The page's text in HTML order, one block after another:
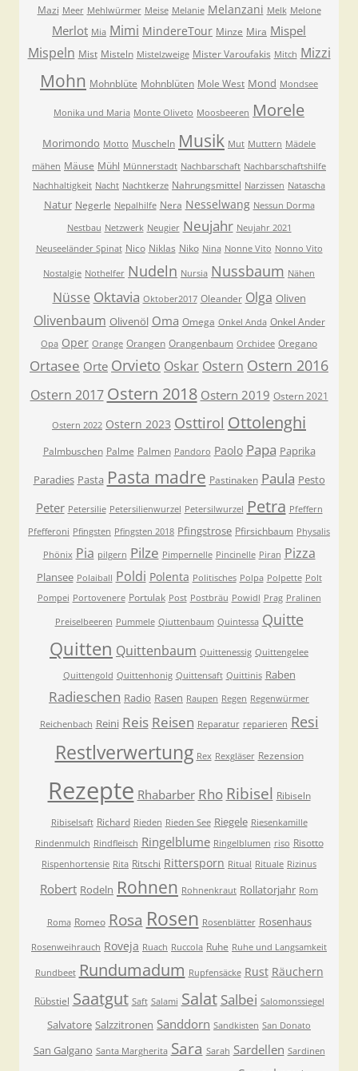
Mazi Meer Mehlwürmer Meise Melanie Melanzani Melk Melone
Merlot Mia Mimi MindereTour Minze Mira Mispel
Mispeln Mist Misteln Mistelzweige Mister Varoufakis Mitch Mizzi
Mohn Mohnblüte Mohnblüten Mole West Mond Mondsee
Monika und Maria Monte Oliveto Moosbeeren Morele
Morimondo Motto Muscheln Musik Mut Muttern Mädele
mähen Mäuse Mühl Münnerstadt Nachbarschaft Nachbarschaftshilfe
Nachhaltigkeit Nacht Nachtkerze Nahrungsmittel Narzissen Natascha
Natur Negerle Nepalhilfe Nera Nesselwang Nessun Dorma
Nestbau Netzwerk Neugier Neujahr Neujahr 2021
Neuseeländer Spinat Nico Niklas Niko Nina Nonne Vito Nonno Vito
Nostalgie Nothelfer Nudeln Nursia Nussbaum Nähen
Nüsse Oktavia Oktober2017 Oleander Olga Oliven
Olivenbaum Olivenöl Oma Omega Onkel Anda Onkel Ander
Opa Oper Orange Orangen Orangenbaum Orchidee Oregano
Ortasee Orte Orvieto Oskar Ostern Ostern 2016
Ostern 2017 Ostern 2018 Ostern 2019 Ostern 2021
Ostern 2022 Ostern 2023 Osttirol Ottolenghi
Palmbuschen Palme Palmen Pandoro Paolo Papa Paprika
Paradies Pasta Pasta madre Pastinaken Paula Pesto
Peter Petersilie Petersilienwurzel Petersilwurzel Petra Pfeffern
Pfefferoni Pfingsten Pfingsten 2018 Pfingstrose Pfirsichbaum Physalis
Phönix Pia pilgern Pilze Pimpernelle Pincinelle Piran Pizza
Plansee Polaiball Poldi Polenta Politisches Polpa Polpette Polt
Pompei Portovenere Portulak Post Postbräu Powidl Prag Pralinen
Preiselbeeren Pummele Qiuttenbaum Quintessa Quitte
Quitten Quittenbaum Quittenessig Quittengelee
Quittengold Quittenhonig Quittensaft Quittinis Raben
Radieschen Radio Rasen Raupen Regen Regenwürmer
Reichenbach Reini Reis Reisen Reparatur reparieren Resi
Restlverwertung Rex Rexgläser Rezension
Rezepte Rhabarber Rho Ribisel Ribiseln
Ribiselsaft Richard Rieden Rieden See Riegele Riesenkamille
Rindenmulch Rindfleisch Ringelblume Ringelblumen riso Risotto
Rispenhortensie Rita Ritschi Rittersporn Ritual Rituale Rizinus
Robert Rodeln Rohnen Rohnenkraut Rollatorjahr Rom
Roma Romeo Rosa Rosen Rosenblätter Rosenhaus
Rosenweihrauch Roveja Ruach Ruccola Ruhe Ruhe und Langsamkeit
Rundbeet Rundumadum Rupfensäcke Rust Räuchern
Rübstiel Saatgut Saft Salami Salat Salbei Salomonssiegel
Salvatore Salzzitronen Sanddorn Sandkisten San Donato
San Galgano Santa Margherita Sara Sarah Sardellen Sardinen